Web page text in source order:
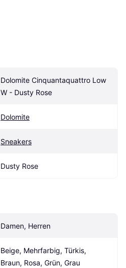
Dolomite Cinquantaquattro Low
W - Dusty Rose
Dolomite
Sneakers
Dusty Rose
Damen, Herren
Beige, Mehrfarbig, Türkis,
Braun, Rosa, Grün, Grau